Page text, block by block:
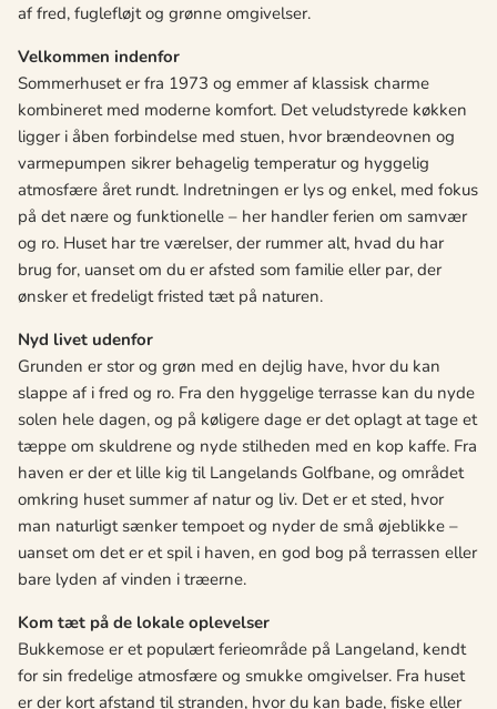
af fred, fuglefløjt og grønne omgivelser.
Velkommen indenfor
Sommerhuset er fra 1973 og emmer af klassisk charme
kombineret med moderne komfort. Det veludstyrede køkken
ligger i åben forbindelse med stuen, hvor brændeovnen og
varmepumpen sikrer behagelig temperatur og hyggelig
atmosfære året rundt. Indretningen er lys og enkel, med fokus
på det nære og funktionelle – her handler ferien om samvær
og ro. Huset har tre værelser, der rummer alt, hvad du har
brug for, uanset om du er afsted som familie eller par, der
ønsker et fredeligt fristed tæt på naturen.
Nyd livet udenfor
Grunden er stor og grøn med en dejlig have, hvor du kan
slappe af i fred og ro. Fra den hyggelige terrasse kan du nyde
solen hele dagen, og på køligere dage er det oplagt at tage et
tæppe om skuldrene og nyde stilheden med en kop kaffe. Fra
haven er der et lille kig til Langelands Golfbane, og området
omkring huset summer af natur og liv. Det er et sted, hvor
man naturligt sænker tempoet og nyder de små øjeblikke –
uanset om det er et spil i haven, en god bog på terrassen eller
bare lyden af vinden i træerne.
Kom tæt på de lokale oplevelser
Bukkemose er et populært ferieområde på Langeland, kendt
for sin fredelige atmosfære og smukke omgivelser. Fra huset
er der kort afstand til stranden, hvor du kan bade, fiske eller